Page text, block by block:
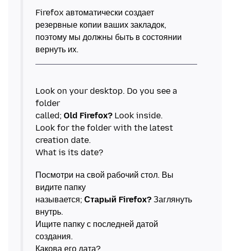
Firefox автоматически создает
резервные копии ваших закладок,
поэтому мы должны быть в состоянии
Look on your desktop. Do you see a
folder
called; Old Firefox? Look inside.
Look for the folder with the latest
creation date.
Посмотри на свой рабочий стол. Вы
видите папку
называется; Старый Firefox? Заглянуть
внутрь.
Ищите папку с последней датой
создания.